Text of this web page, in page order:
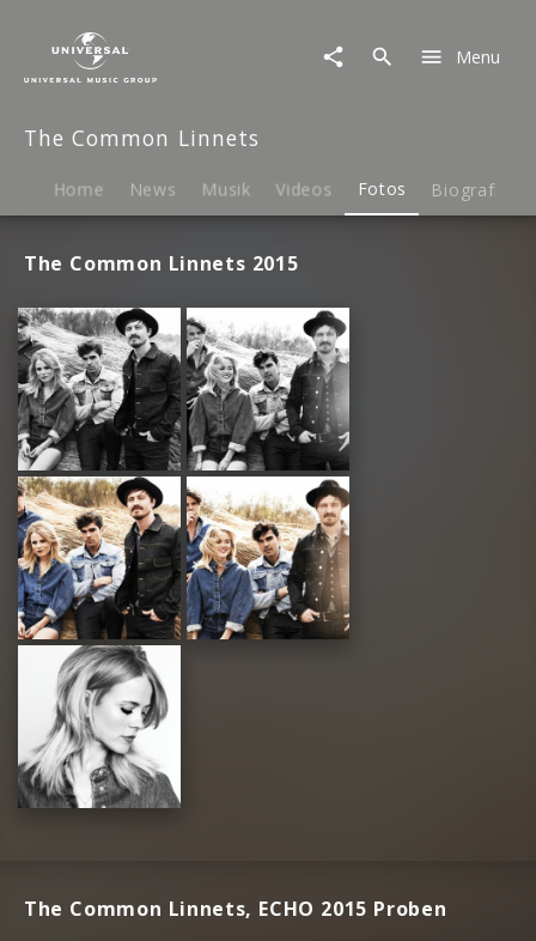
Common
Menu
The Common Linnets
Home News Musik Videos Fotos Biografie
The Common Linnets 2015
The Common Linnets, ECHO 2015 Proben